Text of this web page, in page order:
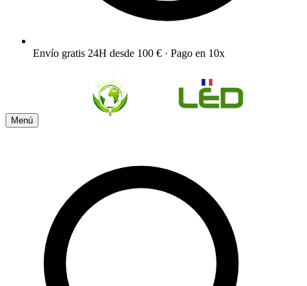
Envío gratis 24H desde 100 € · Pago en 10x
Menú